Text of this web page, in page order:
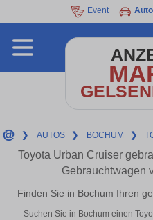
Event Auto
❯ AUTOS ❯ BOCHUM ❯
Toyota Urban Cruiser
Gebrauchtwagen
Finden Sie in Bochum Ihren
Suchen Sie in Bochum einen